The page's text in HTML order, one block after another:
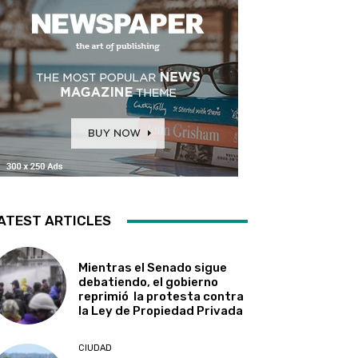
ARTICLES
Mientras el Senado sigue
debatiendo, el gobierno
reprimió la protesta contra
la Ley de Propiedad Privada
CIUDAD